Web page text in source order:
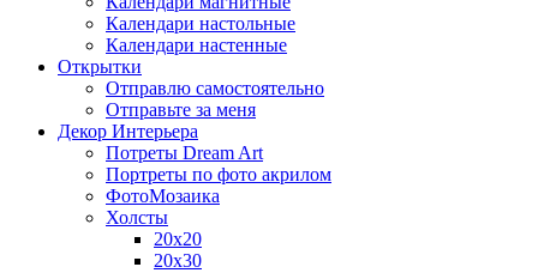
Календари настольные
Календари настенные
Открытки
Отправлю самостоятельно
Отправьте за меня
Декор Интерьера
Потреты Dream Art
Портреты по фото акрилом
ФотоМозаика
Холсты
20х20
20х30